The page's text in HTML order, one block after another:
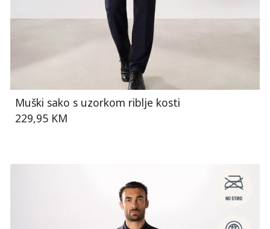
Muški sako s uzorkom riblje kosti
229,95 KM